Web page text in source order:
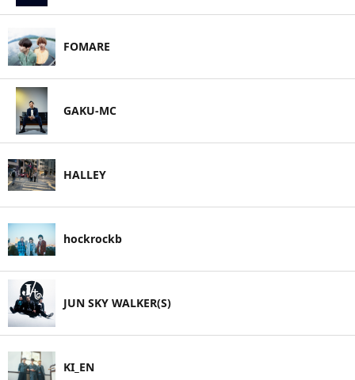
FOMARE
GAKU-MC
HALLEY
hockrockb
JUN SKY WALKER(S)
KI_EN